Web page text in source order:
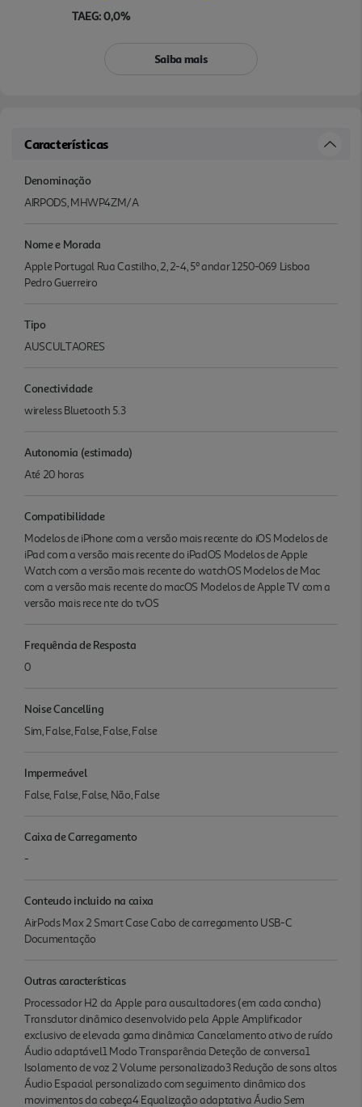
TAEG: 0,0%
Saiba mais
Características
Denominação
AIRPODS, MHWP4ZM/A
Nome e Morada
Apple Portugal Rua Castilho, 2, 2-4, 5º andar 1250-069 Lisboa
Pedro Guerreiro
Tipo
AUSCULTAORES
Conectividade
wireless Bluetooth 5.3
Autonomia (estimada)
Até 20 horas
Compatibilidade
Modelos de iPhone com a versão mais recente do iOS Modelos de
iPad com a versão mais recente do iPadOS Modelos de Apple
Watch com a versão mais recente do watchOS Modelos de Mac
com a versão mais recente do macOS Modelos de Apple TV com a
versão mais rece nte do tvOS
Frequência de Resposta
0
Noise Cancelling
Sim, False, False, False, False
Impermeável
False, False, False, Não, False
Caixa de Carregamento
-
Conteudo incluido na caixa
AirPods Max 2 Smart Case Cabo de carrega­mento USB-C
Documentação
Outras características
Proces­sador H2 da Apple para auscultadores (em cada concha)
Transdutor dinâmico desenvolvido pela Apple Amplificador
exclusivo de elevada gama dinâmica Cancelamento ativo de ruído
Áudio adaptável1 Modo Transparência Deteção de conversa1
Isolamento de voz 2 Volume personalizado3 Redução de sons altos
Áudio Espacial personalizado com seguimento dinâmico dos
movimentos da cabeça4 Equalização adaptativa Áudio Sem